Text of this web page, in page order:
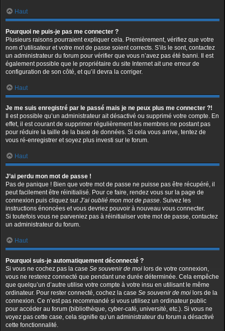
Haut
Pourquoi ne puis-je pas me connecter ?
Plusieurs raisons pourraient expliquer cela. Premièrement, vérifiez que votre
nom d’utilisateur et votre mot de passe soient corrects. S’ils le sont, contactez
un administrateur du forum pour vérifier que vous n’avez pas été banni. Il est
également possible que le propriétaire du site Internet ait une erreur de
configuration de son côté, et qu’il devra la corriger.
Haut
Je me suis enregistré par le passé mais je ne peux plus me connecter ?!
Il est possible qu’un administrateur ait désactivé ou supprimé votre compte. En
effet, il est courant de supprimer régulièrement les membres ne postant pas
pour réduire la taille de la base de données. Si cela vous arrive, tentez de
vous ré-enregistrer et soyez plus investi sur le forum.
Haut
J’ai perdu mon mot de passe !
Pas de panique ! Bien que votre mot de passe ne puisse pas être récupéré, il
peut facilement être réinitialisé. Pour ce faire, rendez vous sur la page de
connexion puis cliquez sur J’ai oublié mon mot de passe. Suivez les
instructions énoncées et vous devriez pouvoir à nouveau vous connecter.
Si toutefois vous ne parveniez pas à réinitialiser votre mot de passe, contactez
un administrateur du forum.
Haut
Pourquoi suis-je automatiquement déconnecté ?
Si vous ne cochez pas la case Se souvenir de moi lors de votre connexion,
vous ne resterez connecté que pendant une durée déterminée. Cela empêche
que quelqu’un d’autre utilise votre compte à votre insu en utilisant le même
ordinateur. Pour rester connecté, cochez la case Se souvenir de moi lors de la
connexion. Ce n’est pas recommandé si vous utilisez un ordinateur public
pour accéder au forum (bibliothèque, cyber-café, université, etc.). Si vous ne
voyez pas cette case, cela signifie qu’un administrateur du forum a désactivé
cette fonctionnalité.